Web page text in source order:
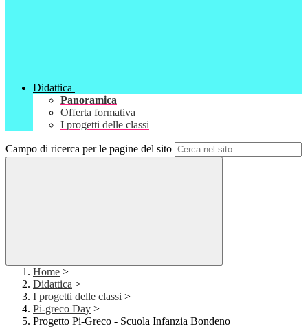
Didattica
Panoramica
Offerta formativa
I progetti delle classi
Campo di ricerca per le pagine del sito
Home >
Didattica >
I progetti delle classi >
Pi-greco Day >
Progetto Pi-Greco - Scuola Infanzia Bondeno